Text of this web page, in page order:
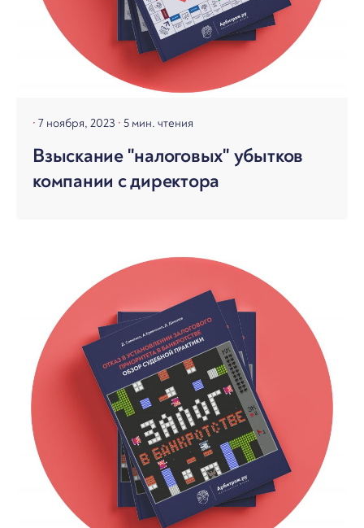
7 ноября, 2023 5 мин. чтения
Взыскание "налоговых" убытков
компании с директора